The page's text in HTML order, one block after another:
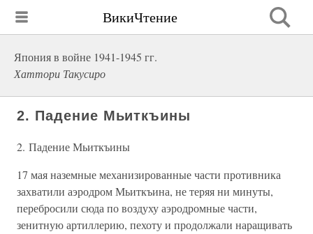
ВикиЧтение
Япония в войне 1941-1945 гг.
Хаттори Такусиро
2. Падение Мьиткъины
2. Падение Мьиткъины
17 мая наземные механизированные части противника
захватили аэродром Мьиткъина, не теряя ни минуты,
перебросили сюда по воздуху аэродромные части,
зенитную артиллерию, пехоту и продолжали наращивать